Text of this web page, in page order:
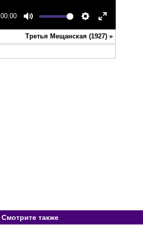
00:00
Mute Settings
Enter
fullscreen
Третья Мещанская (1927) »
Смотрите также